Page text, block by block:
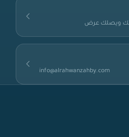
ويصلك عرض
info@alrahwanzahby.com